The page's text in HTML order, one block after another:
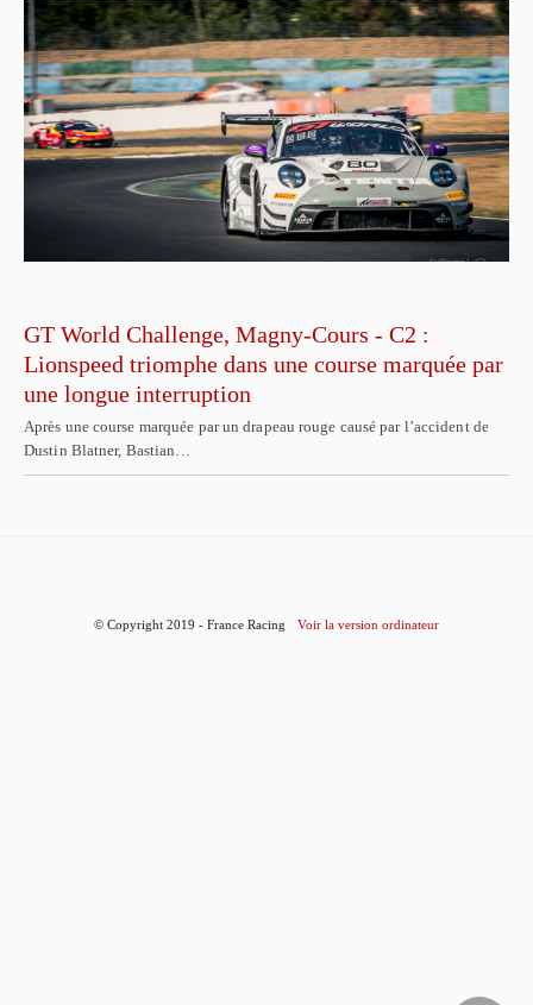
GT World Challenge, Magny-Cours - C2 :
Lionspeed triomphe dans une course marquée par
une longue interruption
Après une course marquée par un drapeau rouge causé par l’accident de
Dustin Blatner, Bastian…
© Copyright 2019 - France Racing Voir la version ordinateur